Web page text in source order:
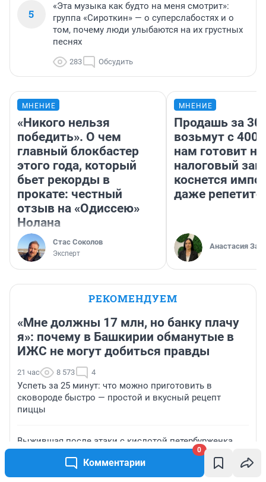
Комментарии
0
5
«Эта музыка как будто на меня смотрит»:
группа «Сироткин» — о суперслабостях и о
том, почему люди улыбаются на их грустных
песнях
283 Обсудить
МНЕНИЕ
«Никого нельзя
победить». О чем
главный блокбастер
этого года, который
бьет рекорды в
прокате: честный
отзыв на «Одиссею»
Нолана
Стас Соколов
Эксперт
МНЕНИЕ
Продашь за
возьмут с
нам готовит
налоговый
коснется
даже
Анастасия
РЕКОМЕНДУЕМ
«Мне должны 17 млн, но банку плачу
я»: почему в Башкирии обманутые в
ИЖС не могут добиться правды
21 час 8 573 4
Успеть за 25 минут: что можно приготовить в
сковороде быстро — простой и вкусный рецепт
пиццы
Выжившая после атаки с кислотой петербурженка